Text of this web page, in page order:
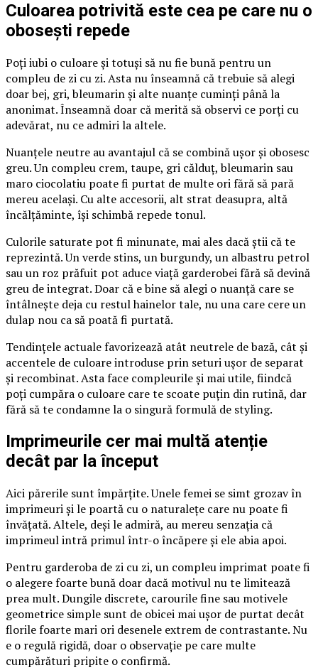
Culoarea potrivită este cea pe care nu o
obosești repede
Poți iubi o culoare și totuși să nu fie bună pentru un
compleu de zi cu zi. Asta nu înseamnă că trebuie să alegi
doar bej, gri, bleumarin și alte nuanțe cuminți până la
anonimat. Înseamnă doar că merită să observi ce porți cu
adevărat, nu ce admiri la altele.
Nuanțele neutre au avantajul că se combină ușor și obosesc
greu. Un compleu crem, taupe, gri călduț, bleumarin sau
maro ciocolatiu poate fi purtat de multe ori fără să pară
mereu același. Cu alte accesorii, alt strat deasupra, altă
încălțăminte, își schimbă repede tonul.
Culorile saturate pot fi minunate, mai ales dacă știi că te
reprezintă. Un verde stins, un burgundy, un albastru petrol
sau un roz prăfuit pot aduce viață garderobei fără să devină
greu de integrat. Doar că e bine să alegi o nuanță care se
întâlnește deja cu restul hainelor tale, nu una care cere un
dulap nou ca să poată fi purtată.
Tendințele actuale favorizează atât neutrele de bază, cât și
accentele de culoare introduse prin seturi ușor de separat
și recombinat. Asta face compleurile și mai utile, fiindcă
poți cumpăra o culoare care te scoate puțin din rutină, dar
fără să te condamne la o singură formulă de styling.
Imprimeurile cer mai multă atenție
decât par la început
Aici părerile sunt împărțite. Unele femei se simt grozav în
imprimeuri și le poartă cu o naturalețe care nu poate fi
învățată. Altele, deși le admiră, au mereu senzația că
imprimeul intră primul într-o încăpere și ele abia apoi.
Pentru garderoba de zi cu zi, un compleu imprimat poate fi
o alegere foarte bună doar dacă motivul nu te limitează
prea mult. Dungile discrete, carourile fine sau motivele
geometrice simple sunt de obicei mai ușor de purtat decât
florile foarte mari ori desenele extrem de contrastante. Nu
e o regulă rigidă, doar o observație pe care multe
cumpărături pripite o confirmă.